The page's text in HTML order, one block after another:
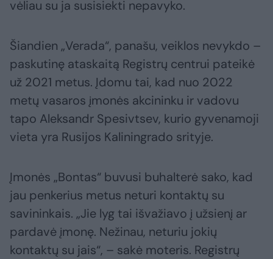
vėliau su ja susisiekti nepavyko.
Šiandien „Verada“, panašu, veiklos nevykdo –
paskutinę ataskaitą Registrų centrui pateikė
už 2021 metus. Įdomu tai, kad nuo 2022
metų vasaros įmonės akcininku ir vadovu
tapo Aleksandr Spesivtsev, kurio gyvenamoji
vieta yra Rusijos Kaliningrado srityje.
Įmonės „Bontas“ buvusi buhalterė sako, kad
jau penkerius metus neturi kontaktų su
savininkais. „Jie lyg tai išvažiavo į užsienį ar
pardavė įmonę. Nežinau, neturiu jokių
kontaktų su jais“, – sakė moteris. Registrų